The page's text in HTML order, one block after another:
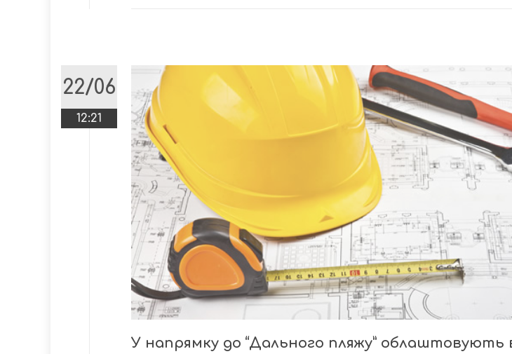
22/06
12:21
У напрямку до “Дального пляжу” облаштовують